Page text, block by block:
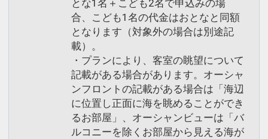
とな1名＋こども2名で申込みの場
合、こども1名の代金はおとなと同額
となります（対象外の場合は別途記
載）。
・プランにより、客室の眺望について
記載がある場合があります。オーシャ
ンフロントの記載がある場合は「海辺
に位置し正面に海を眺めることができ
るお部屋」、オーシャンビューは「バ
ルコニーを除くお部屋から見える海が